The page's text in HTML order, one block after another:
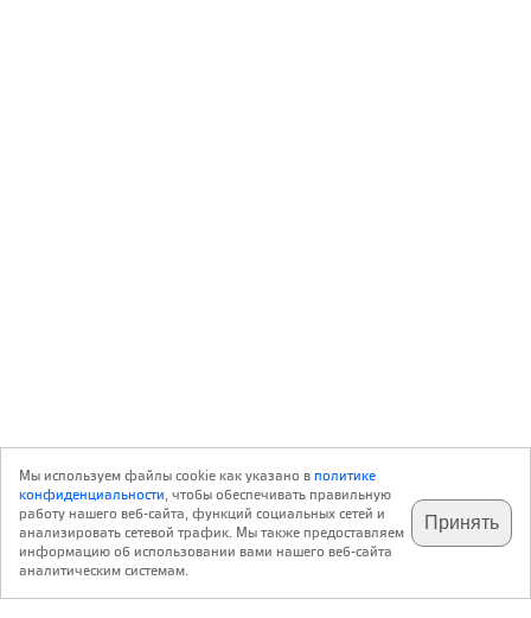
подпишитесь на наш
телеграм @archi_ru
✕
с 20 июля 1999 г.
Мы используем файлы cookie как указано вполитике
конфиденциальности, чтобы обеспечивать правильную
работу нашего веб-сайта, функций социальных сетей и
анализировать сетевой трафик. Мы также предоставляем
информацию об использовании вами нашего веб-сайта
аналитическим системам.
Принять